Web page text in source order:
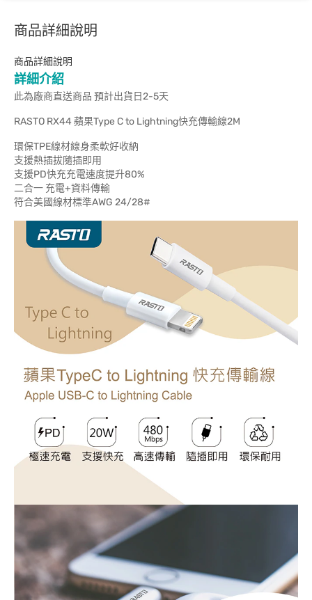
商品詳細說明
商品詳細說明
詳細介紹
此為廠商直送商品 預計出貨日2-5天
RASTO RX44 蘋果Type C to Lightning快充傳輸線2M
環保TPE線材線身柔軟好收納
支援熱插拔隨插即用
支援PD快充充電速度提升80%
二合一 充電+資料傳輸
符合美國線材標準AWG 24/28#